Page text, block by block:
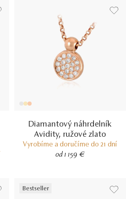
Diamantový náhrdelník
Avidity, ružové zlato
Vyrobíme a doručíme do 21 dní
od 1 159 €
Bestseller